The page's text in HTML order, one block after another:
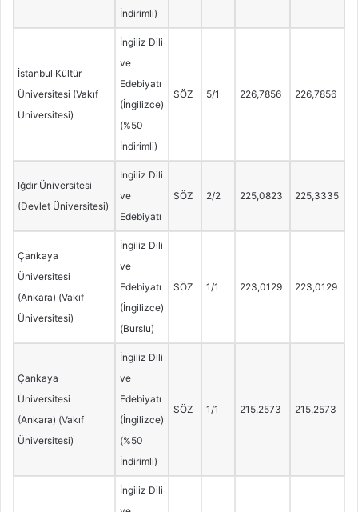
İndirimli)
İstanbul Kültür
Üniversitesi (Vakıf
Üniversitesi)
İngiliz Dili
ve
Edebiyatı
(İngilizce)
(%50
İndirimli)
SÖZ 5/1 226,7856 226,7856
Iğdır Üniversitesi
(Devlet Üniversitesi)
İngiliz Dili
ve
Edebiyatı
SÖZ 2/2 225,0823 225,3335
Çankaya
Üniversitesi
(Ankara) (Vakıf
Üniversitesi)
İngiliz Dili
ve
Edebiyatı
(İngilizce)
(Burslu)
SÖZ 1/1 223,0129 223,0129
Çankaya
Üniversitesi
(Ankara) (Vakıf
Üniversitesi)
İngiliz Dili
ve
Edebiyatı
(İngilizce)
(%50
İndirimli)
SÖZ 1/1 215,2573 215,2573
İngiliz Dili